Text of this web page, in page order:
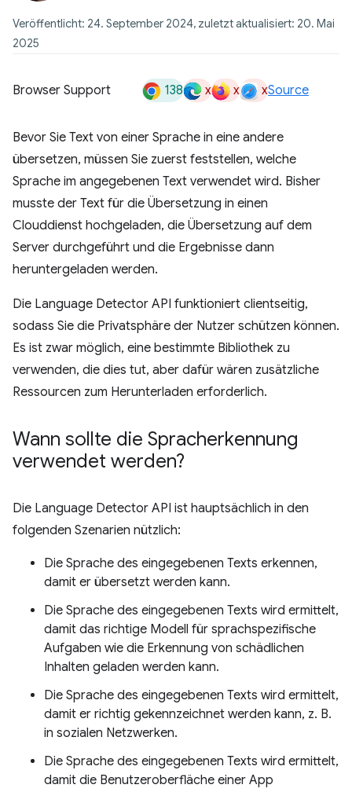
Veröffentlicht: 24. September 2024, zuletzt aktualisiert: 20. Mai
2025
Browser Support 138 x x xSource
Bevor Sie Text von einer Sprache in eine andere
übersetzen, müssen Sie zuerst feststellen, welche
Sprache im angegebenen Text verwendet wird. Bisher
musste der Text für die Übersetzung in einen
Clouddienst hochgeladen, die Übersetzung auf dem
Server durchgeführt und die Ergebnisse dann
heruntergeladen werden.
Die Language Detector API funktioniert clientseitig,
sodass Sie die Privatsphäre der Nutzer schützen können.
Es ist zwar möglich, eine bestimmte Bibliothek zu
verwenden, die dies tut, aber dafür wären zusätzliche
Ressourcen zum Herunterladen erforderlich.
Wann sollte die Spracherkennung
verwendet werden?
Die Language Detector API ist hauptsächlich in den
folgenden Szenarien nützlich:
Die Sprache des eingegebenen Texts erkennen,
damit er übersetzt werden kann.
Die Sprache des eingegebenen Texts wird ermittelt,
damit das richtige Modell für sprachspezifische
Aufgaben wie die Erkennung von schädlichen
Inhalten geladen werden kann.
Die Sprache des eingegebenen Texts wird ermittelt,
damit er richtig gekennzeichnet werden kann, z. B.
in sozialen Netzwerken.
Die Sprache des eingegebenen Texts wird ermittelt,
damit die Benutzeroberfläche einer App